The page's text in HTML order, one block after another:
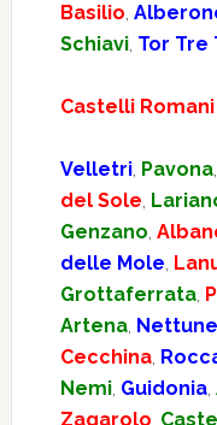
Basilio,
Schiavi, Tor Tre
Castelli Romani
Velletri, Pavona,
del Sole,
Genzano,
delle Mole,
Grottaferrata,
Artena,
Cecchina,
Nemi, Guidonia,
Zagarolo,